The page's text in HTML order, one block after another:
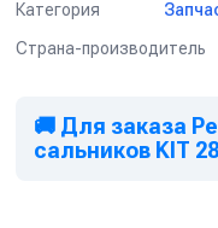
Категория
Страна-производитель
🚚 Для заказа
сальников KIT